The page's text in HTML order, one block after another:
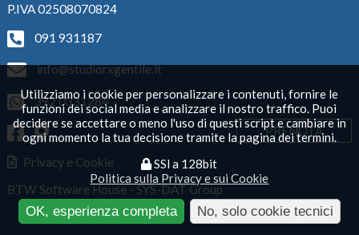
P.IVA 02508070824
091 931187
info@studiorxgentile.it
392 0331284
PRENOTA
Privacy e Cookie
BTW Software House - SYS-DAT Group
Utilizziamo i cookie per personalizzare i contenuti, fornire le
funzioni dei social media e analizzare il nostro traffico. Puoi
decidere se accettare o meno l'uso di questi script e cambiare in
ogni momento la tua decisione tramite la pagina dei termini.
SSl a 128bit
Politica sulla Privacy e sui Cookie
OK, esperienza completa No, solo cookie tecnici